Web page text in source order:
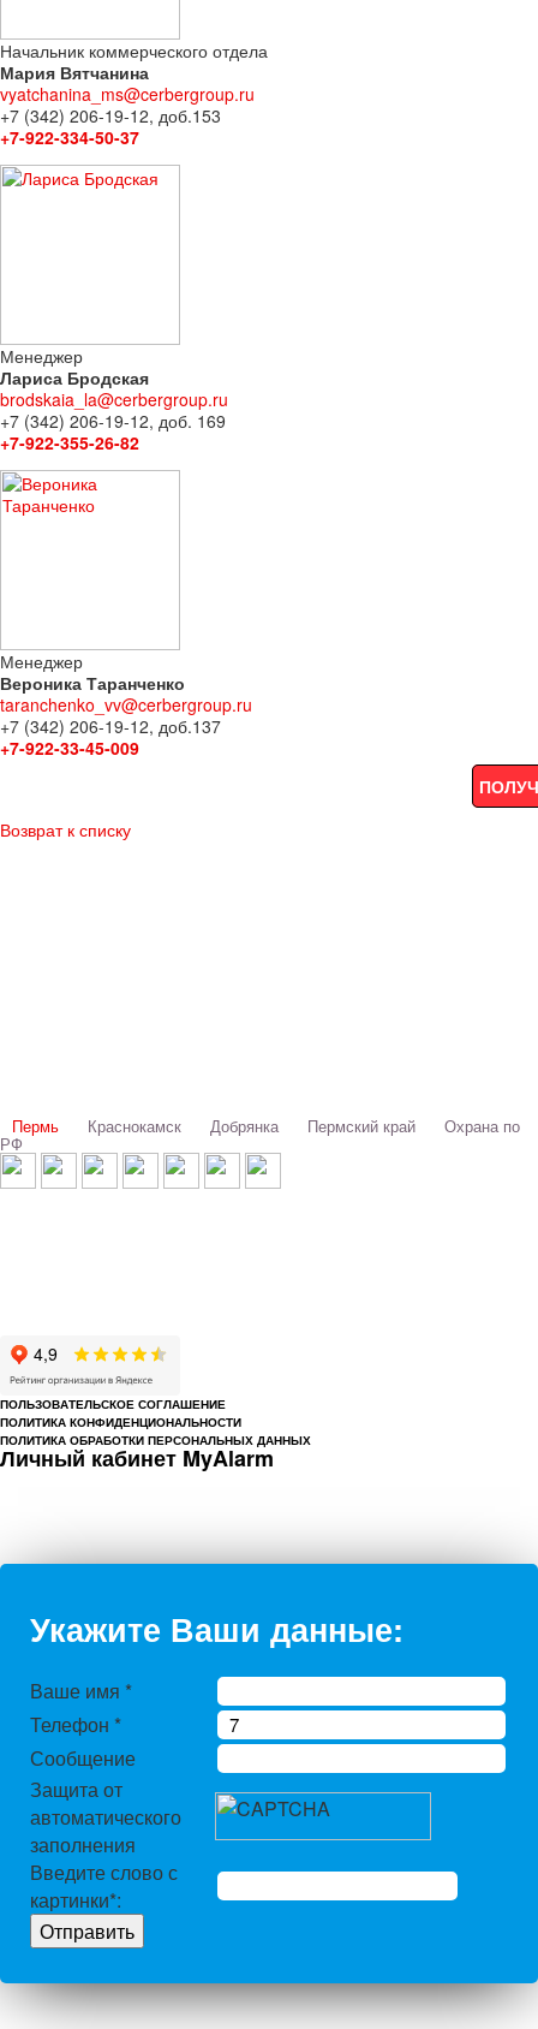
Начальник коммерческого отдела
Мария Вятчанина
vyatchanina_ms@cerbergroup.ru
+7 (342) 206-19-12, доб.153
+7-922-334-50-37
Менеджер
Лариса Бродская
brodskaia_la@cerbergroup.ru
+7 (342) 206-19-12, доб. 169
+7-922-355-26-82
Менеджер
Вероника Таранченко
taranchenko_vv@cerbergroup.ru
+7 (342) 206-19-12, доб.137
+7-922-33-45-009
Возврат к списку
Пермь Краснокамск Добрянка Пермский край Охрана по
РФ
ПОЛЬЗОВАТЕЛЬСКОЕ СОГЛАШЕНИЕ
ПОЛИТИКА КОНФИДЕНЦИОНАЛЬНОСТИ
ПОЛИТИКА ОБРАБОТКИ ПЕРСОНАЛЬНЫХ ДАННЫХ
Личный кабинет MyAlarm
Укажите Ваши данные:
Ваше имя *
Телефон *
Сообщение
Защита от
автоматического
заполнения
Введите слово с
картинки*: